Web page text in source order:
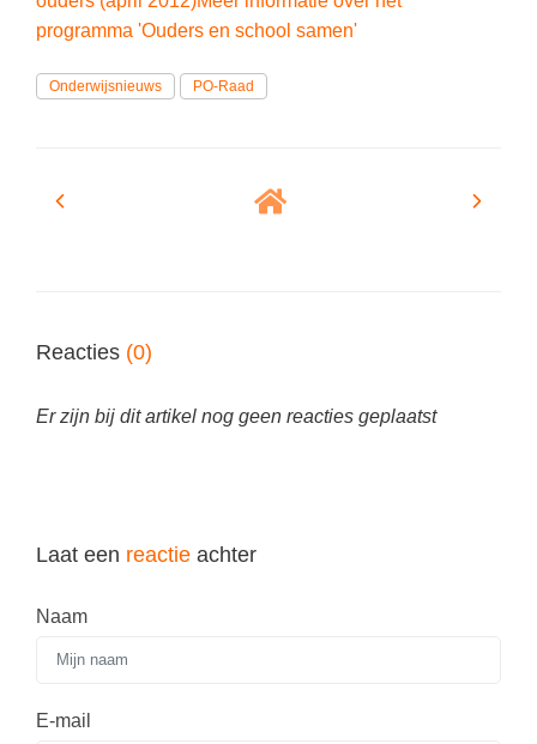
programma 'Ouders en school samen'
Onderwijsnieuws PO-Raad
Reacties (0)
Er zijn bij dit artikel nog geen reacties geplaatst
Laat een reactie achter
Naam
E-mail